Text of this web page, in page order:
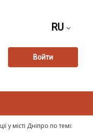
RU
Войти
у місті Дніпро по темі: